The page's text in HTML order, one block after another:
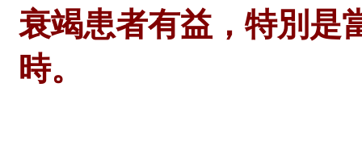
衰竭患者有益，特別是
時。